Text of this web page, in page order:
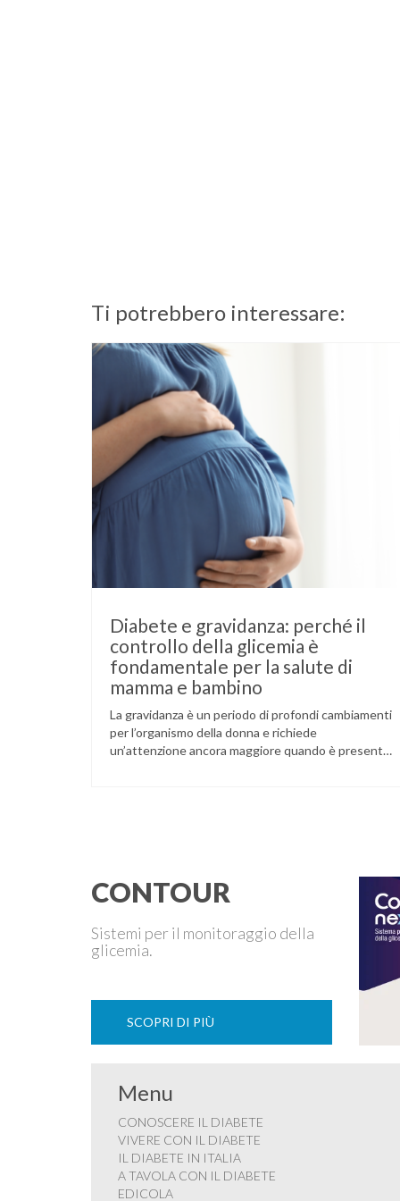
Ti potrebbero interessare:
Diabete e gravidanza: perché il
controllo della glicemia è
fondamentale per la salute di
mamma e bambino
La gravidanza è un periodo di profondi cambiamenti
per l’organismo della donna e richiede
un’attenzione ancora maggiore quando è presente
CONTOUR
Sistemi per il monitoraggio della
glicemia.
SCOPRI DI PIÙ
Menu
CONOSCERE IL DIABETE
VIVERE CON IL DIABETE
IL DIABETE IN ITALIA
A TAVOLA CON IL DIABETE
EDICOLA